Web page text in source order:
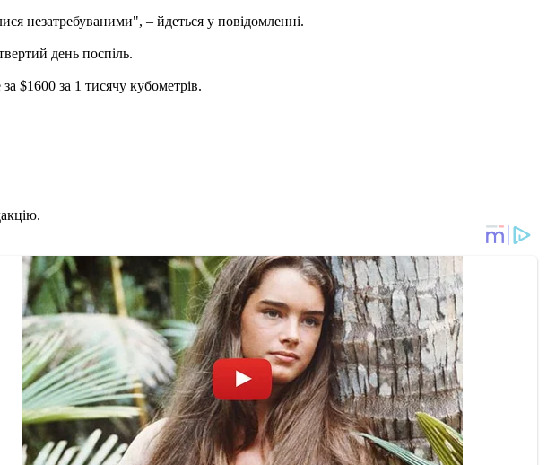
незатребуваними", – йдеться у повідомленні.
день поспіль.
$1600 за 1 тисячу кубометрів.